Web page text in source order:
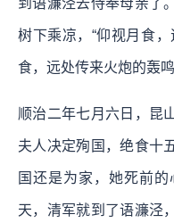
到语濂泾去侍奉母亲了
树下乘凉，“仰视月食
食，远处传来火炮的轰
顺治二年七月六日，昆
夫人决定殉国，绝食十
国还是为家，她死前
天，清军就到了语濂泾